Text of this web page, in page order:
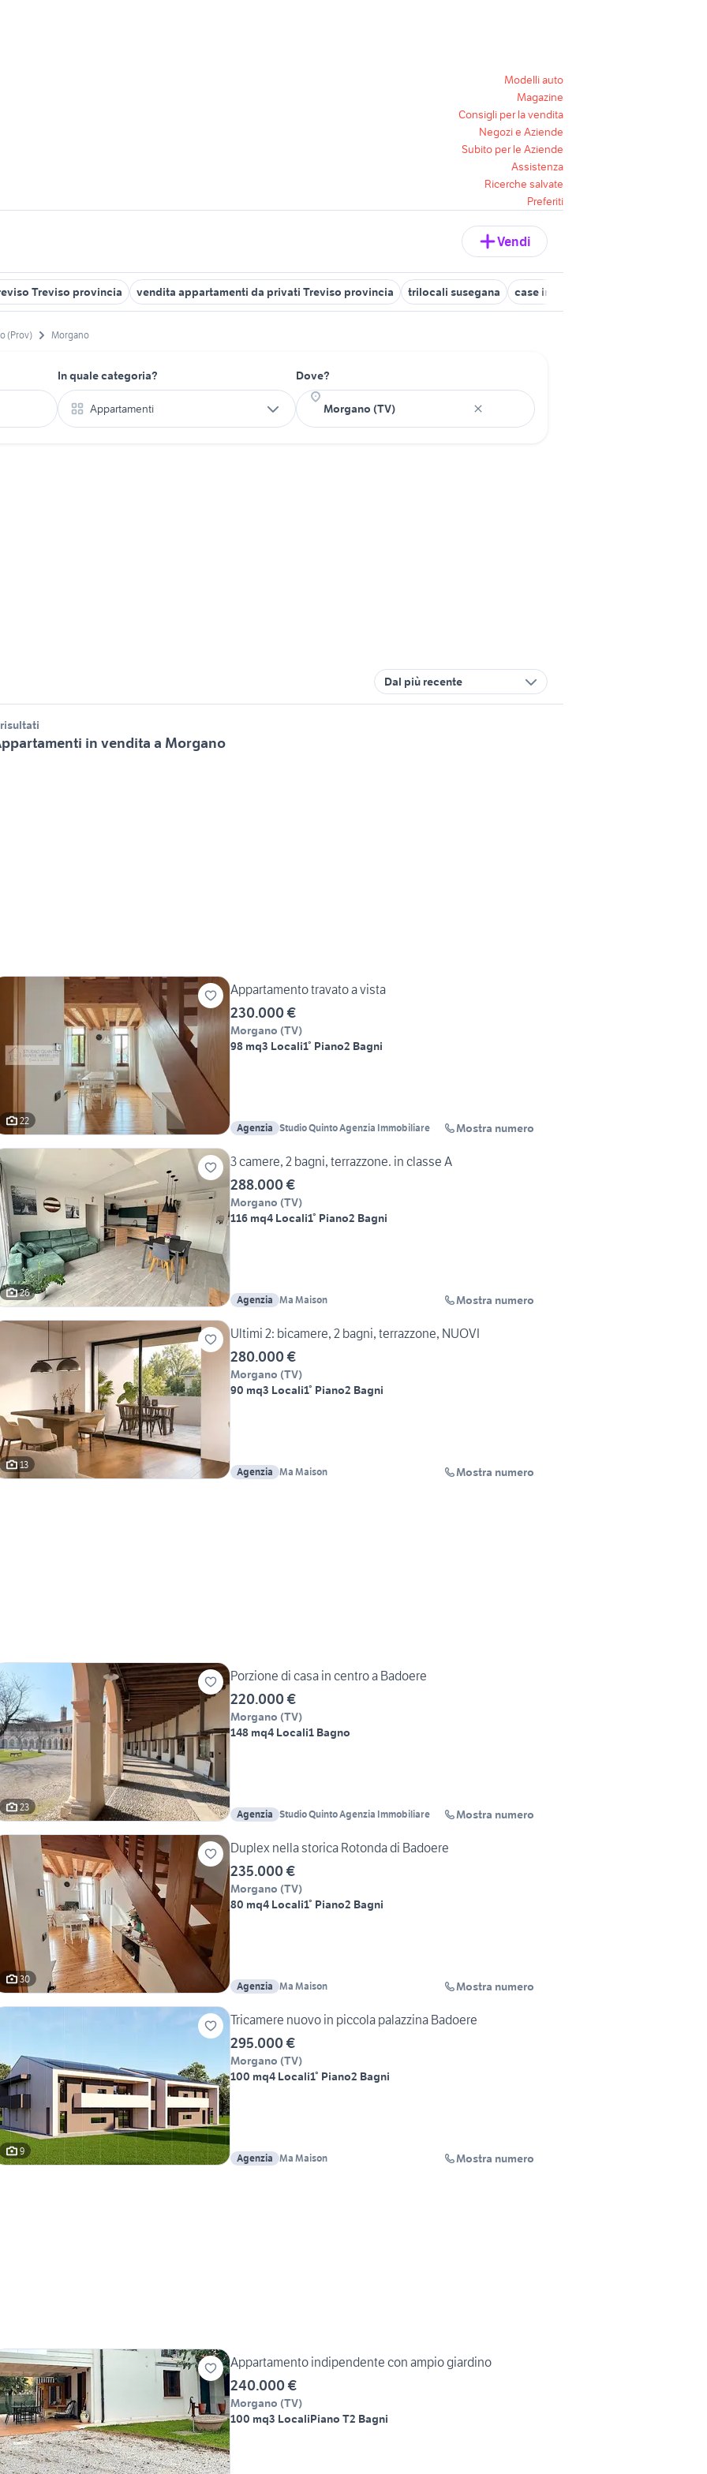
Modelli auto
Magazine
Consigli per la vendita
Negozi e Aziende
Subito per le Aziende
Assistenza
Ricerche salvate
Preferiti
Vendi
Treviso provincia vendita appartamenti da privati Treviso provincia trilocali susegana case in vendita carbonera
(Prov) Morgano
In quale categoria?
Appartamenti
Dove?
Dal più recente
in vendita a Morgano
22
Appartamento travato a vista
230.000 €
Morgano (TV)
98 mq3 Locali1° Piano2 Bagni
Agenzia Studio Quinto Agenzia Immobiliare Mostra numero
26
3 camere, 2 bagni, terrazzone. in classe A
288.000 €
Morgano (TV)
116 mq4 Locali1° Piano2 Bagni
Agenzia Ma Maison Mostra numero
13
Ultimi 2: bicamere, 2 bagni, terrazzone, NUOVI
280.000 €
Morgano (TV)
90 mq3 Locali1° Piano2 Bagni
Agenzia Ma Maison Mostra numero
23
Porzione di casa in centro a Badoere
220.000 €
Morgano (TV)
148 mq4 Locali1 Bagno
Agenzia Studio Quinto Agenzia Immobiliare Mostra numero
30
Duplex nella storica Rotonda di Badoere
235.000 €
Morgano (TV)
80 mq4 Locali1° Piano2 Bagni
Agenzia Ma Maison Mostra numero
9
Tricamere nuovo in piccola palazzina Badoere
295.000 €
Morgano (TV)
100 mq4 Locali1° Piano2 Bagni
Agenzia Ma Maison Mostra numero
Appartamento indipendente con ampio giardino
240.000 €
Morgano (TV)
100 mq3 LocaliPiano T2 Bagni